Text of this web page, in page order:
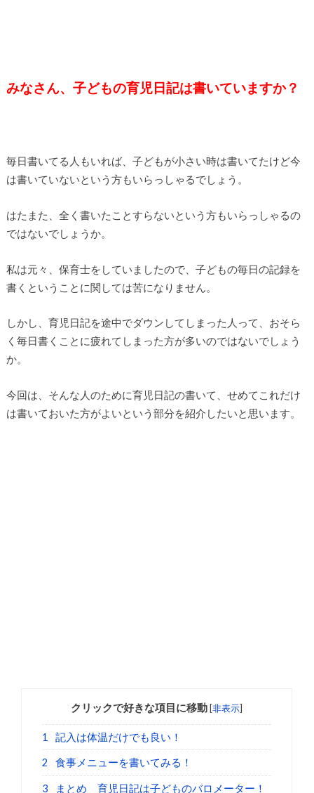
みなさん、子どもの育児日記は書いていますか？
毎日書いてる人もいれば、子どもが小さい時は書いてたけど今
は書いていないという方もいらっしゃるでしょう。
はたまた、全く書いたことすらないという方もいらっしゃるの
ではないでしょうか。
私は元々、保育士をしていましたので、子どもの毎日の記録を
書くということに関しては苦になりません。
しかし、育児日記を途中でダウンしてしまった人って、おそら
く毎日書くことに疲れてしまった方が多いのではないでしょう
か。
今回は、そんな人のために育児日記の書いて、せめてこれだけ
は書いておいた方がよいという部分を紹介したいと思います。
クリックで好きな項目に移動 [非表示]
1 記入は体温だけでも良い！
2 食事メニューを書いてみる！
3 まとめ 育児日記は子どものバロメーター！